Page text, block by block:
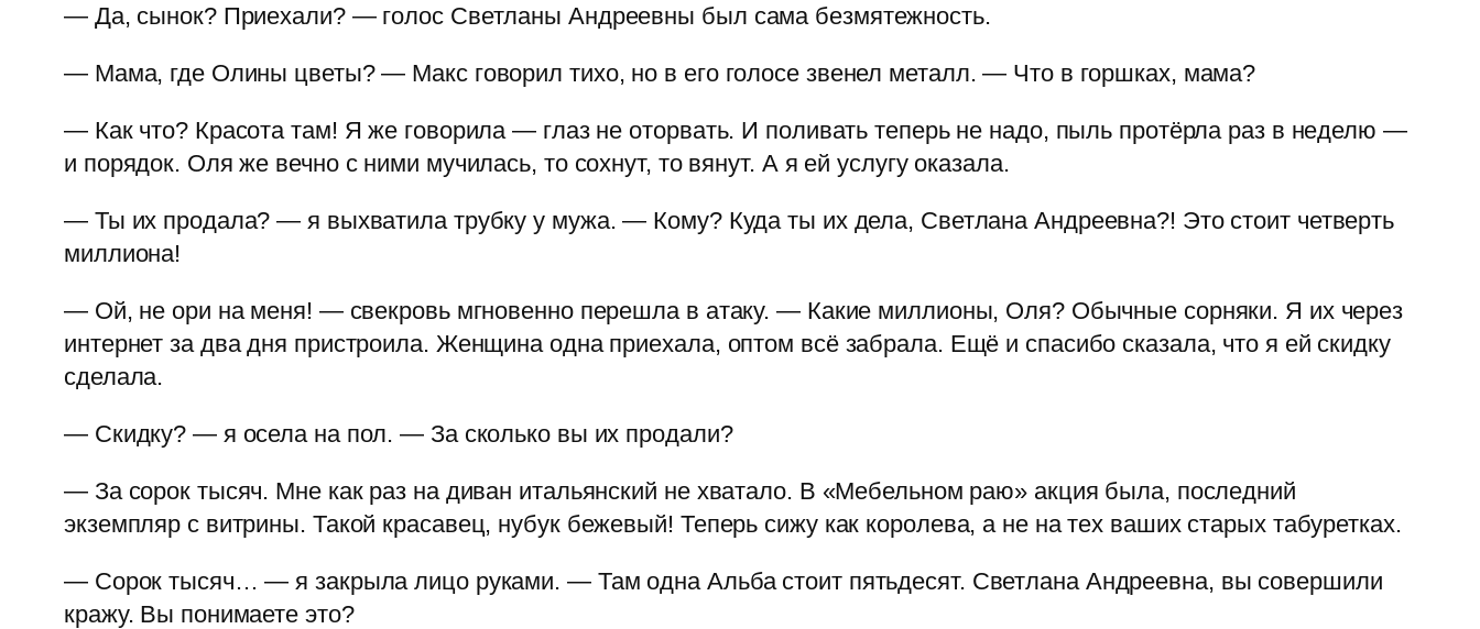
— Да, сынок? Приехали? — голос Светланы Андреевны был сама безмятежность.
— Мама, где Олины цветы? — Макс говорил тихо, но в его голосе звенел металл. — Что в горшках, мама?
— Как что? Красота там! Я же говорила — глаз не оторвать. И поливать теперь не надо, пыль протёрла раз в неделю —
и порядок. Оля же вечно с ними мучилась, то сохнут, то вянут. А я ей услугу оказала.
— Ты их продала? — я выхватила трубку у мужа. — Кому? Куда ты их дела, Светлана Андреевна?! Это стоит четверть
миллиона!
— Ой, не ори на меня! — свекровь мгновенно перешла в атаку. — Какие миллионы, Оля? Обычные сорняки. Я их через
интернет за два дня пристроила. Женщина одна приехала, оптом всё забрала. Ещё и спасибо сказала, что я ей скидку
сделала.
— Скидку? — я осела на пол. — За сколько вы их продали?
— За сорок тысяч. Мне как раз на диван итальянский не хватало. В «Мебельном раю» акция была, последний
экземпляр с витрины. Такой красавец, нубук бежевый! Теперь сижу как королева, а не на тех ваших старых табуретках.
— Сорок тысяч… — я закрыла лицо руками. — Там одна Альба стоит пятьдесят. Светлана Андреевна, вы совершили
кражу. Вы понимаете это?